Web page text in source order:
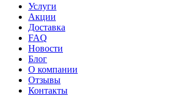
Услуги
Акции
Доставка
FAQ
Новости
Блог
О компании
Отзывы
Контакты